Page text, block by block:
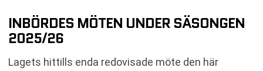
INBÖRDES MÖTEN UNDER SÄSONGEN
2025/26
Lagets hittills enda redovisade möte den här